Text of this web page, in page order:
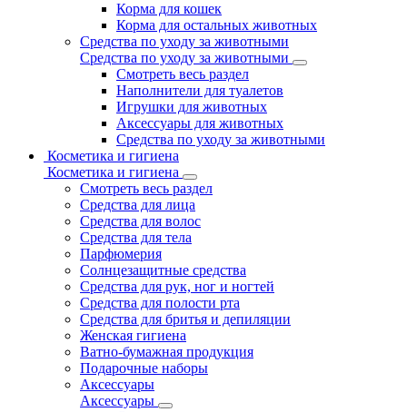
Корма для кошек
Корма для остальных животных
Средства по уходу за животными
Средства по уходу за животными
Смотреть весь раздел
Наполнители для туалетов
Игрушки для животных
Аксессуары для животных
Средства по уходу за животными
Косметика и гигиена
Косметика и гигиена
Смотреть весь раздел
Средства для лица
Средства для волос
Средства для тела
Парфюмерия
Солнцезащитные средства
Средства для рук, ног и ногтей
Средства для полости рта
Средства для бритья и депиляции
Женская гигиена
Ватно-бумажная продукция
Подарочные наборы
Аксессуары
Аксессуары